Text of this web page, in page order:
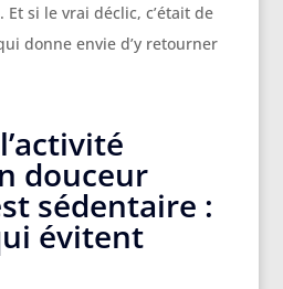
si le vrai déclic, c’était de
donne envie d’y retourner
douceur
sédentaire :
évitent